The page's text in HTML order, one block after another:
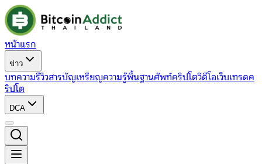
หน้าแรก
ข่าว
บทความรีวิวสารบัญเหรียญความรู้พื้นฐานศัพท์คริปโตวิดีโอเว็บเทรดค
ริปโต
DCA